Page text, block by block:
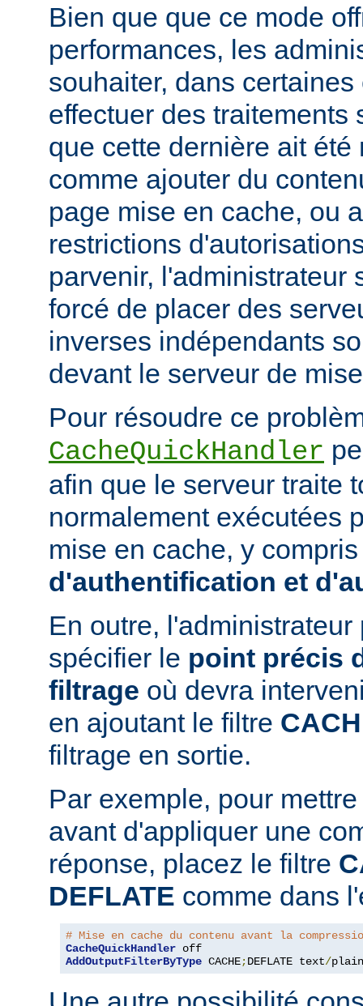
Bien que que ce mode
performances, les
souhaiter, dans
effectuer des traitements
que cette dernière ait été
comme ajouter du
page mise en cache, ou
restrictions
parvenir, l'administrateur
forcé de placer des
inverses indépendants
devant le serveur de
Pour résoudre ce
CacheQuickHandler
afin que le serveur traite
normalement exécutées
mise en cache, y
d'authentification et
En outre,
spécifier le point précis
filtrage où devra
en ajoutant le filtre
filtrage en sortie.
Par exemple, pour
avant d'appliquer une
réponse, placez le filtre
DEFLATE comme dans
# Mise en cache du contenu avant la
CacheQuickHandler
AddOutputFilterByType CACHE;DEFLATE text/plain